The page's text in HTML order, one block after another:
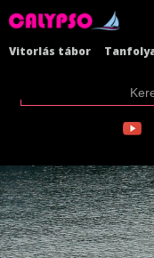
Vitorlás tábor